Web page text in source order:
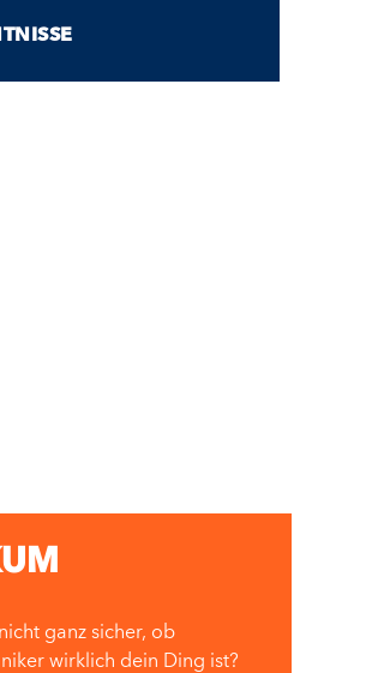
ganz sicher, ob
wirklich dein Ding ist?